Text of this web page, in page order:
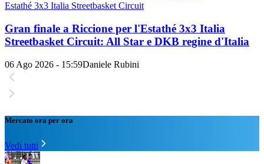
Estathé 3x3 Italia Streetbasket Circuit
Gran finale a Riccione per l'Estathé 3x3 Italia
Streetbasket Circuit: All Star e DKB regine d'Italia
06 Ago 2026 - 15:59Daniele Rubini
Mercato ora per ora
Vedi tutti